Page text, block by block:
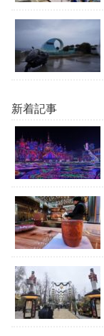
新着記事